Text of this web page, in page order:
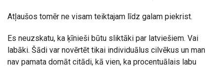
Atļaušos tomēr ne visam teiktajam līdz galam piekrist.
Es neuzskatu, ka ķīnieši būtu sliktāki par latviešiem. Vai
labāki. Šādi var novērtēt tikai individuālus cilvēkus un man
nav pamata domāt citādi, kā vien, ka procentuālais labu